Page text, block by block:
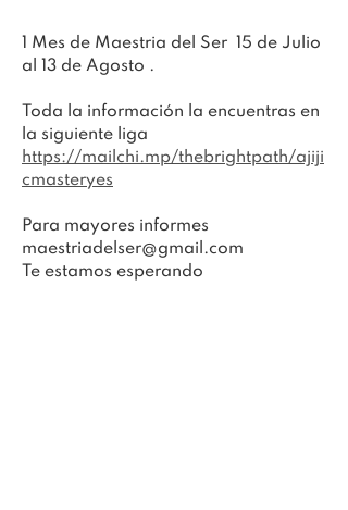
1 Mes de Maestria del Ser  15 de Julio
al 13 de Agosto .
Toda la información la encuentras en
la siguiente liga
https://mailchi.mp/thebrightpath/ajiji
cmasteryes
Para mayores informes
maestriadelser@gmail.com
Te estamos esperando